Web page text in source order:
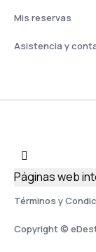
Mis reservas
Asistencia y
Términos y
Copyright ©
Páginas web